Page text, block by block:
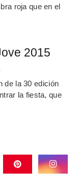
roja que en el
2015
de la 30 edición
la fiesta, que